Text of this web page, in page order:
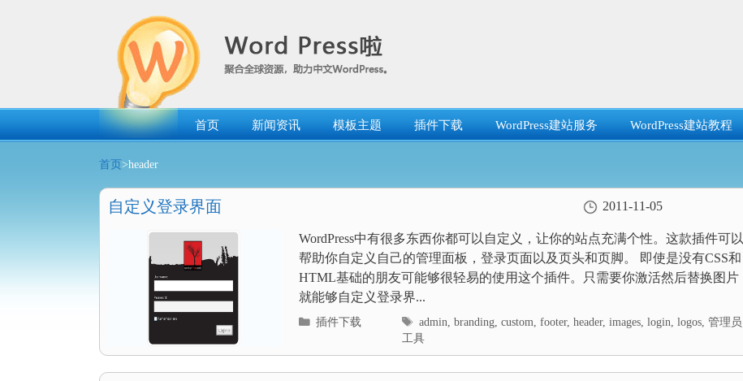
首页 新闻资讯 模板主题 插件下载 WordPress建站服务 WordPress建站教程
首页 >header
自定义登录界面 2011-11-05
WordPress中有很多东西你都可以自定义，让你的站点充满个性。这款插件可以
帮助你自定义自己的管理面板，登录页面以及页头和页脚。 即使是没有CSS和
HTML基础的朋友可能够很轻易的使用这个插件。只需要你激活然后替换图片
就能够自定义登录界...
分
目
录
插件下载
标
签
admin,branding,custom,footer,header,images,login,logos,管理员
工具